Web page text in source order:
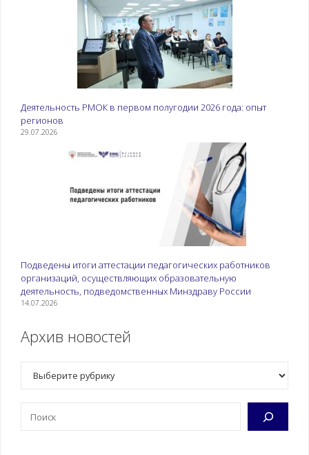
Деятельность РМОК в первом полугодии 2026 года: опыт
регионов
29.07.2026
Подведены итоги аттестации педагогических работников
организаций, осуществляющих образовательную
деятельность, подведомственных Минздраву России
14.07.2026
Архив новостей